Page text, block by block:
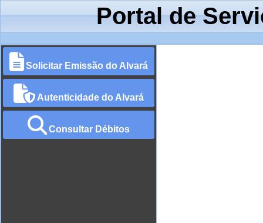
Portal de
Consultar Débitos
Solicitar Emissão do Alvará
Autenticidade do Alvará